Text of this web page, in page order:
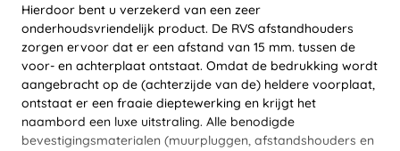
Hierdoor bent u verzekerd van een zeer
onderhoudsvriendelijk product. De RVS afstandhouders
zorgen ervoor dat er een afstand van 15 mm. tussen de
voor- en achterplaat ontstaat. Omdat de bedrukking wordt
aangebracht op de (achterzijde van de) heldere voorplaat,
ontstaat er een fraaie dieptewerking en krijgt het
naambord een luxe uitstraling. Alle benodigde
bevestigingsmaterialen (muurpluggen, afstandshouders en